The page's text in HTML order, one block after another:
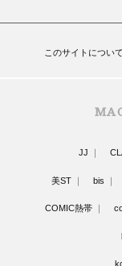
このサイトについて
JJ
美ST bis
COMIC熱帯